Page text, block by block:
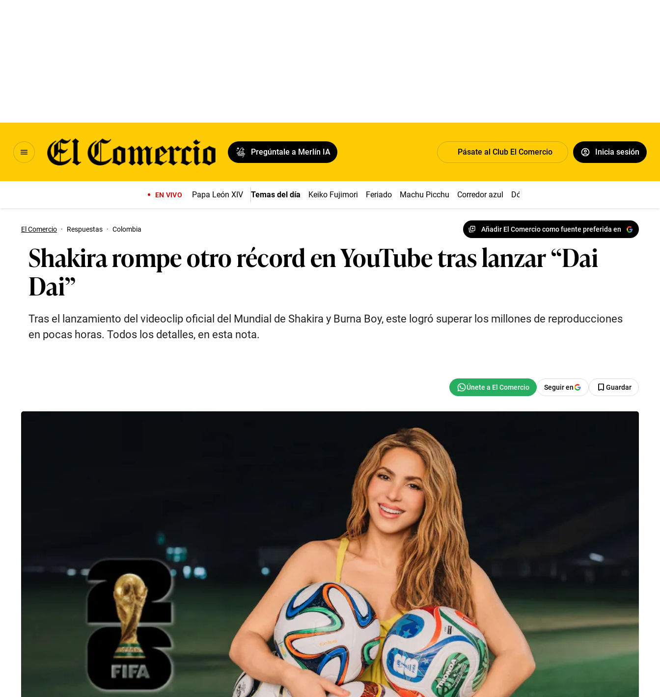
Pregúntale a Merlín IA Pásate al Club El Comercio Inicia sesión
EN VIVO Papa León XIV Temas del día Keiko Fujimori Feriado Machu Picchu Corredor azul Dólar
El Comercio · Respuestas · Colombia Añadir El Comercio como fuente preferida en
Shakira rompe otro récord en YouTube tras lanzar “Dai
Dai”
Tras el lanzamiento del videoclip oficial del Mundial de Shakira y Burna Boy, este logró superar los millones de reproducciones
en pocas horas. Todos los detalles, en esta nota.
Seguir en Guardar